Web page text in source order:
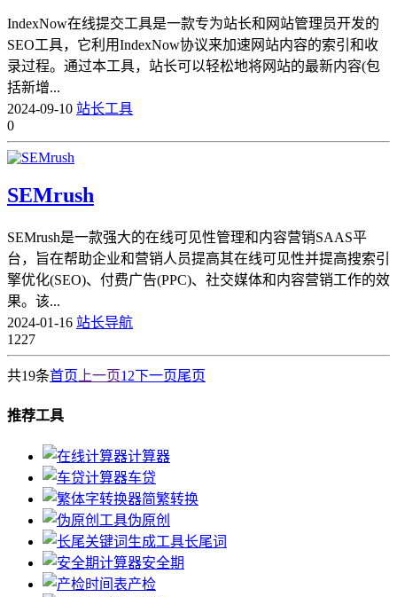
IndexNow在线提交工具是一款专为站长和网站管理员开发的
SEO工具，它利用IndexNow协议来加速网站内容的索引和收
录过程。通过本工具，站长可以轻松地将网站的最新内容(包
括新增...
2024-09-10 站长工具
0
SEMrush
SEMrush是一款强大的在线可见性管理和内容营销SAAS平
台，旨在帮助企业和营销人员提高其在线可见性并提高搜索引
擎优化(SEO)、付费广告(PPC)、社交媒体和内容营销工作的效
果。该...
2024-01-16 站长导航
1227
共19条首页 上一页1 2下一页尾页
推荐工具
计算器
车贷
简繁转换
伪原创
长尾词
安全期
产检